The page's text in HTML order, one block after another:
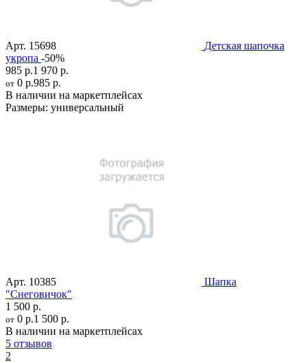
Арт. 15698
Детская шапочка
укропа -50%
985 р.1 970 р.
от 0 р.985 р.
В наличии на маркетплейсах
Размеры: универсальный
Арт. 10385
Шапка
"Снеговичок"
1 500 р.
от 0 р.1 500 р.
В наличии на маркетплейсах
5 отзывов
2